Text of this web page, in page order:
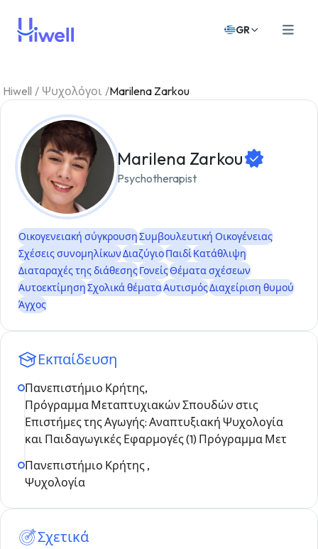
GR
Hiwell / Ψυχολόγοι /Marilena Zarkou
Marilena Zarkou
Psychotherapist
Οικογενειακή σύγκρουσηΣυμβουλευτική Οικογένειας
Σχέσεις συνομηλίκωνΔιαζύγιοΠαιδίΚατάθλιψη
Διαταραχές της διάθεσηςΓονείςΘέματα σχέσεων
ΑυτοεκτίμησηΣχολικά θέματαΑυτισμόςΔιαχείριση θυμού
Άγχος
Εκπαίδευση
Πανεπιστήμιο Κρήτης,
Πρόγραμμα Μεταπτυχιακών Σπουδών στις
Επιστήμες της Αγωγής: Αναπτυξιακή Ψυχολογία
και Παιδαγωγικές Εφαρμογές (1) Πρόγραμμα Μετ
Πανεπιστήμιο Κρήτης ,
Ψυχολογία
Σχετικά